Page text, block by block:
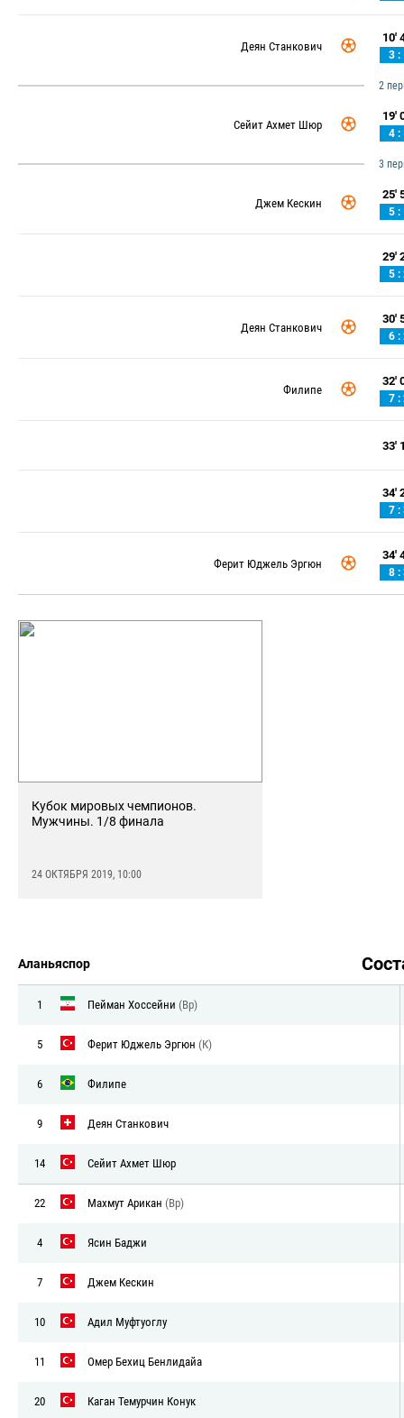
Деян Станкович
10'
3 :
2
Сейит Ахмет Шюр
19'
4 :
3
Джем Кескин
25'
5 :
29'
5 :
Деян Станкович
30'
6 :
Филипе
32'
7 :
33'
34'
7 :
Ферит Юджель Эргюн
34'
8 :
Кубок мировых чемпионов.
Мужчины. 1/8 финала
24 ОКТЯБРЯ 2019, 10:00
Аланьяспор
1 Пейман Хоссейни (Вр)
5 Ферит Юджель Эргюн (К)
6 Филипе
9 Деян Станкович
14 Сейит Ахмет Шюр
22 Махмут Арикан (Вр)
4 Ясин Баджи
7 Джем Кескин
10 Адил Муфтуоглу
11 Омер Бехиц Бенлидайа
20 Каган Темурчин Конук